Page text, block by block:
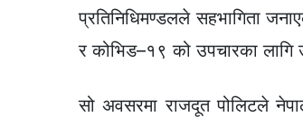
प्रतिनिधिमण्डलले सहभागिता
र कोभिड–१९ को उपचारका लागि
सो अवसरमा राजदूत पोलिटले